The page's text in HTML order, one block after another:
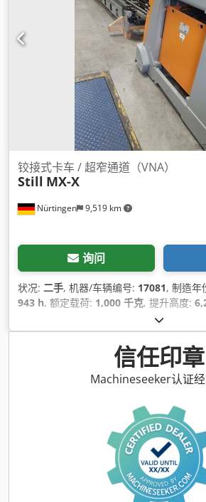
Nürtingen 9,519 km
铰接式卡车 / 超窄通道（VNA）
Still MX-X
询问
状况: 二手, 机器/车辆编号: 17081, 制造年
943 h, 额定载荷: 1,000 千克, 提升高度:
单向（Simplex）
电压:80 V, 叉长:1,200 毫米, 前轮轮胎规
信任印章
Machineseeker认证